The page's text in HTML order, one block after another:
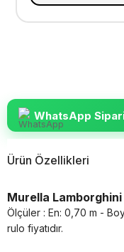
WhatsApp
Ürün Özellikleri
Murella Lamborghini
Ölçüler : En: 0,70 m -
rulo fiyatıdır.